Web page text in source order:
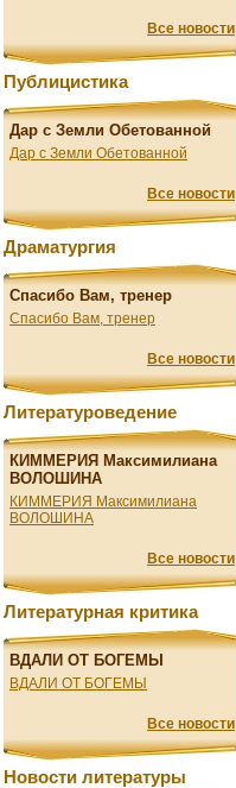
Все новости
Публицистика
Дар с Земли Обетованной
Дар с Земли Обетованной
Все новости
Драматургия
Спасибо Вам, тренер
Спасибо Вам, тренер
Все новости
Литературоведение
КИММЕРИЯ Максимилиана
ВОЛОШИНА
КИММЕРИЯ Максимилиана
ВОЛОШИНА
Все новости
Литературная критика
ВДАЛИ ОТ БОГЕМЫ
ВДАЛИ ОТ БОГЕМЫ
Все новости
Новости литературы